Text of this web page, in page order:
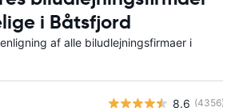
i Båtsfjord
af alle biludlejningsfirmaer i
8.6 (4356)